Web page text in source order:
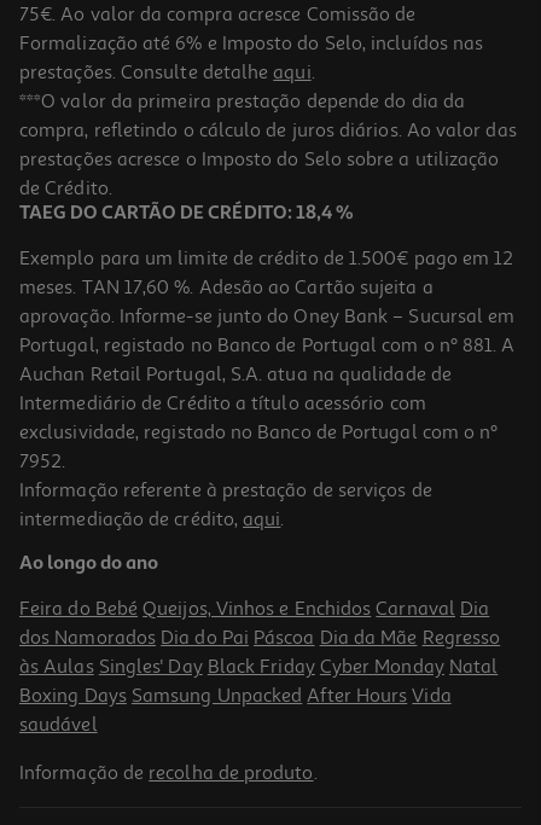
75€. Ao valor da compra acresce Comissão de
Formalização até 6% e Imposto do Selo, incluídos nas
prestações. Consulte detalhe aqui.
***O valor da primeira prestação depende do dia da
compra, refletindo o cálculo de juros diários. Ao valor das
prestações acresce o Imposto do Selo sobre a utilização
de Crédito.
TAEG DO CARTÃO DE CRÉDITO: 18,4 %
Exemplo para um limite de crédito de 1.500€ pago em 12
meses. TAN 17,60 %. Adesão ao Cartão sujeita a
aprovação. Informe-se junto do Oney Bank – Sucursal em
Portugal, registado no Banco de Portugal com o nº 881. A
Auchan Retail Portugal, S.A. atua na qualidade de
Intermediário de Crédito a título acessório com
exclusividade, registado no Banco de Portugal com o nº
7952.
Informação referente à prestação de serviços de
intermediação de crédito, aqui.
Ao longo do ano
Feira do Bebé Queijos, Vinhos e Enchidos Carnaval Dia
dos Namorados Dia do Pai Páscoa Dia da Mãe Regresso
às Aulas Singles' Day Black Friday Cyber Monday Natal
Boxing Days Samsung Unpacked After Hours Vida
saudável
Informação de recolha de produto.